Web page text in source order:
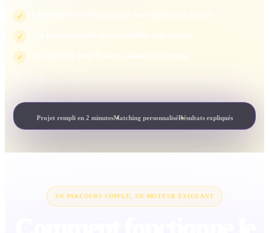
✓
✓
✓
Projet rempli en 2 minutesMatching personnaliséRésultats expliqués
UN PARCOURS SIMPLE, UN MOTEUR EXIGEANT